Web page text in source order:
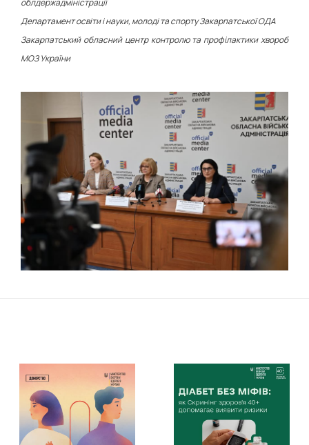
облдержадміністрації
Департамент освіти і науки, молоді та спорту Закарпатської ОДА
Закарпатський обласний центр контролю та профілактики хвороб
МОЗ України